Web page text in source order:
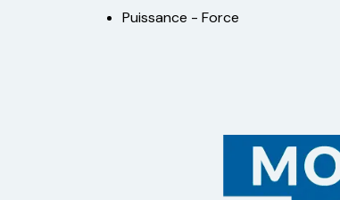
Puissance - Force